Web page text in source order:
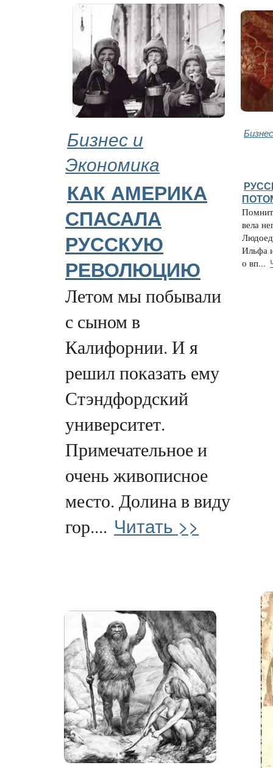
Бизнес и
Экономика
КАК АМЕРИКА
СПАСАЛА
РУССКУЮ
РЕВОЛЮЦИЮ
Летом мы побывали
с сыном в
Калифорнии. И я
решил показать ему
Стэндфордский
университет.
Примечательное и
очень живописное
место. Долина в виду
гор.... Читать >>
вела
Ильфа
о вп...